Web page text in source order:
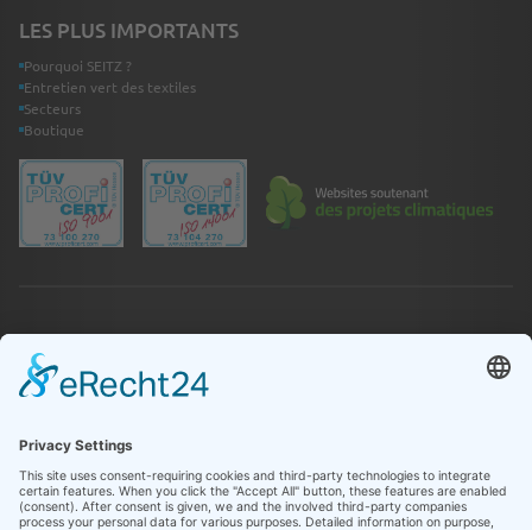
LES PLUS IMPORTANTS
Pourquoi SEITZ ?
Entretien vert des textiles
Secteurs
Boutique
DIVERS
Urgence
Contact